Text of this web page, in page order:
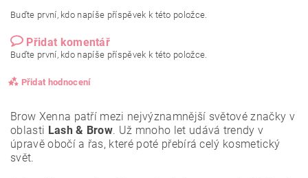
Buďte první, kdo napíše příspěvek k této položce.
Přidat komentář
Buďte první, kdo napíše příspěvek k této položce.
Přidat hodnocení
Brow Xenna patří mezi nejvýznamnější světové značky v
oblasti Lash & Brow. Už mnoho let udává trendy v
úpravě obočí a řas, které poté přebírá celý kosmetický
svět.